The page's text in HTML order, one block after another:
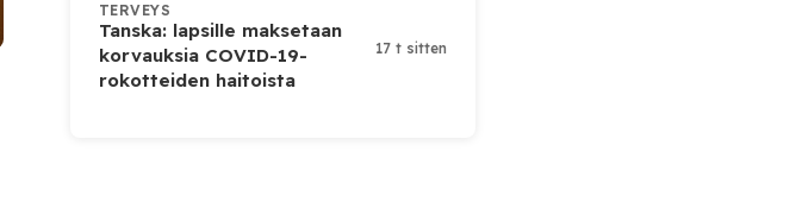
TERVEYS
Tanska: lapsille maksetaan
korvauksia COVID-19-
rokotteiden haitoista
17 t sitten